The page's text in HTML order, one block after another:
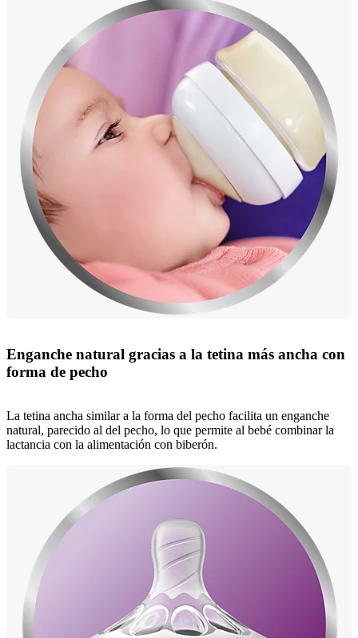
Enganche natural gracias a la tetina más ancha con
forma de pecho
La tetina ancha similar a la forma del pecho facilita un enganche
natural, parecido al del pecho, lo que permite al bebé combinar la
lactancia con la alimentación con biberón.